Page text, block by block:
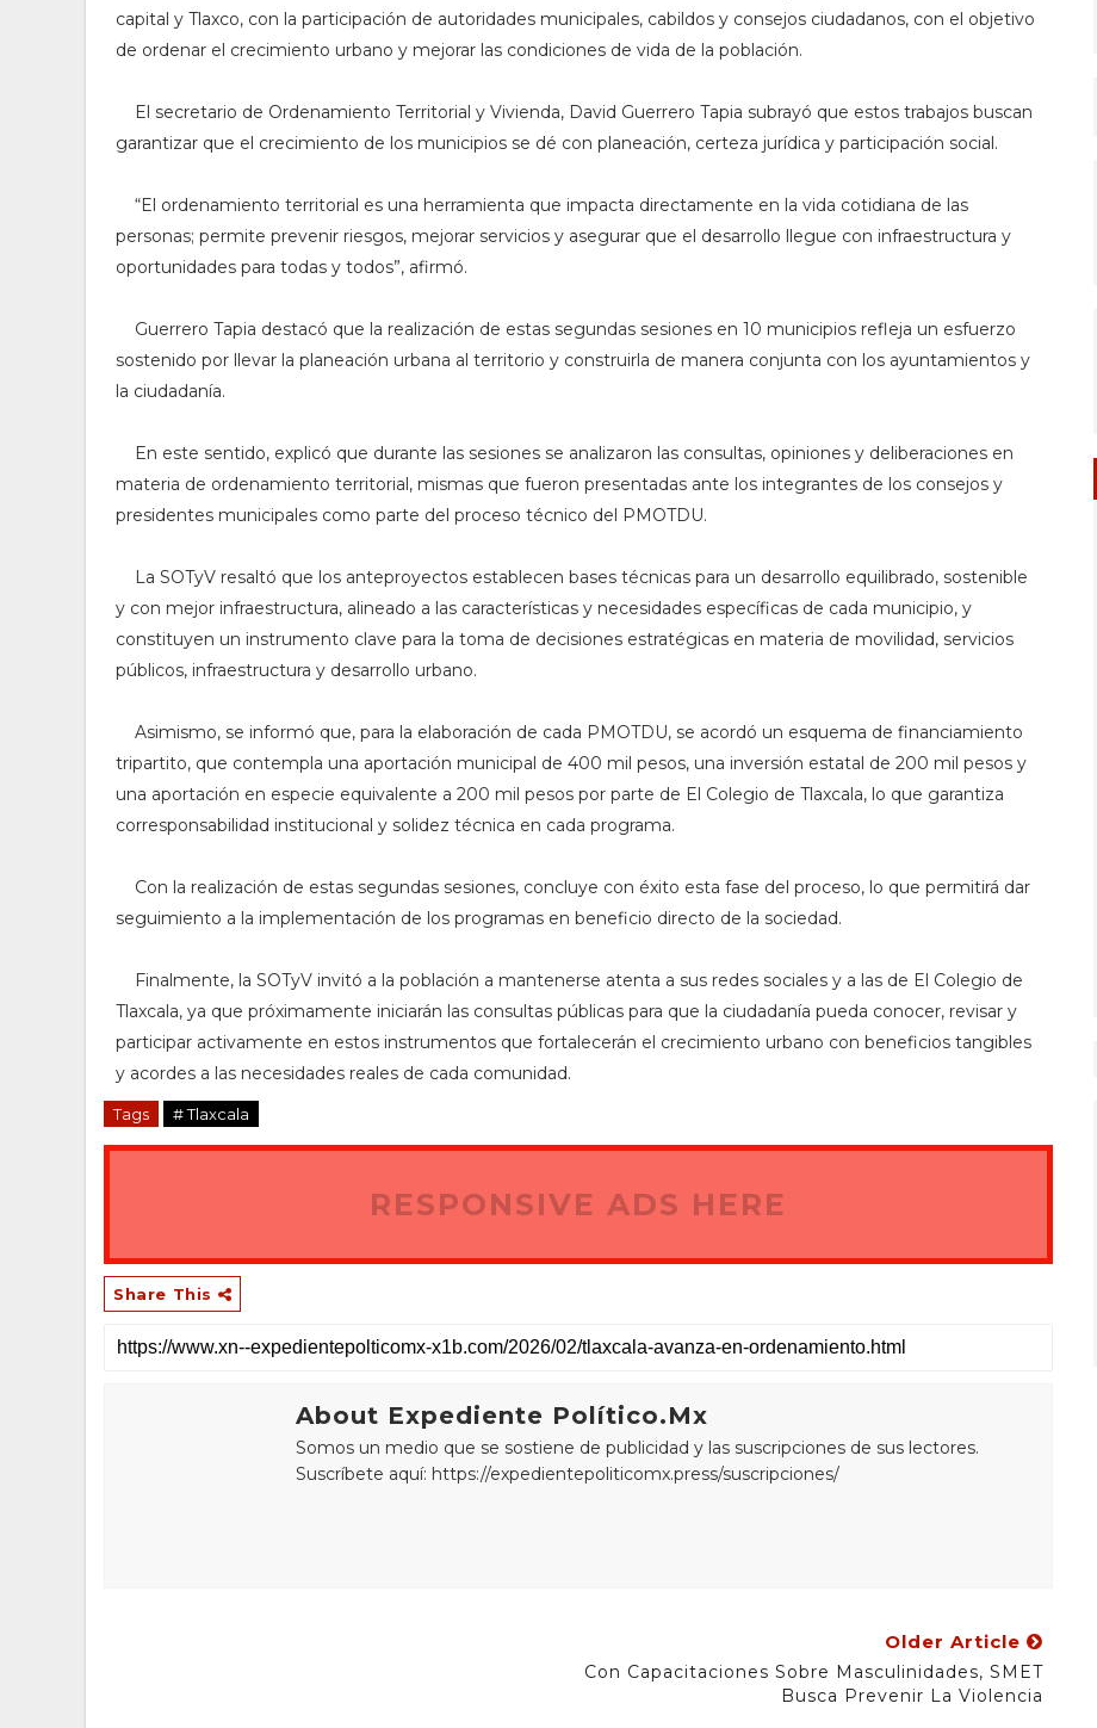
capital y Tlaxco, con la participación de autoridades municipales, cabildos y consejos ciudadanos, con el objetivo
de ordenar el crecimiento urbano y mejorar las condiciones de vida de la población.
El secretario de Ordenamiento Territorial y Vivienda, David Guerrero Tapia subrayó que estos trabajos buscan
garantizar que el crecimiento de los municipios se dé con planeación, certeza jurídica y participación social.
“El ordenamiento territorial es una herramienta que impacta directamente en la vida cotidiana de las
personas; permite prevenir riesgos, mejorar servicios y asegurar que el desarrollo llegue con infraestructura y
oportunidades para todas y todos”, afirmó.
Guerrero Tapia destacó que la realización de estas segundas sesiones en 10 municipios refleja un esfuerzo
sostenido por llevar la planeación urbana al territorio y construirla de manera conjunta con los ayuntamientos y
la ciudadanía.
En este sentido, explicó que durante las sesiones se analizaron las consultas, opiniones y deliberaciones en
materia de ordenamiento territorial, mismas que fueron presentadas ante los integrantes de los consejos y
presidentes municipales como parte del proceso técnico del PMOTDU.
La SOTyV resaltó que los anteproyectos establecen bases técnicas para un desarrollo equilibrado, sostenible
y con mejor infraestructura, alineado a las características y necesidades específicas de cada municipio, y
constituyen un instrumento clave para la toma de decisiones estratégicas en materia de movilidad, servicios
públicos, infraestructura y desarrollo urbano.
Asimismo, se informó que, para la elaboración de cada PMOTDU, se acordó un esquema de financiamiento
tripartito, que contempla una aportación municipal de 400 mil pesos, una inversión estatal de 200 mil pesos y
una aportación en especie equivalente a 200 mil pesos por parte de El Colegio de Tlaxcala, lo que garantiza
corresponsabilidad institucional y solidez técnica en cada programa.
Con la realización de estas segundas sesiones, concluye con éxito esta fase del proceso, lo que permitirá dar
seguimiento a la implementación de los programas en beneficio directo de la sociedad.
Finalmente, la SOTyV invitó a la población a mantenerse atenta a sus redes sociales y a las de El Colegio de
Tlaxcala, ya que próximamente iniciarán las consultas públicas para que la ciudadanía pueda conocer, revisar y
participar activamente en estos instrumentos que fortalecerán el crecimiento urbano con beneficios tangibles
y acordes a las necesidades reales de cada comunidad.
Tags # Tlaxcala
RESPONSIVE ADS HERE
Share This
About Expediente Político.Mx
Somos un medio que se sostiene de publicidad y las suscripciones de sus lectores.
Suscríbete aquí: https://expedientepoliticomx.press/suscripciones/
Older Article
Con Capacitaciones Sobre Masculinidades, SMET
Busca Prevenir La Violencia